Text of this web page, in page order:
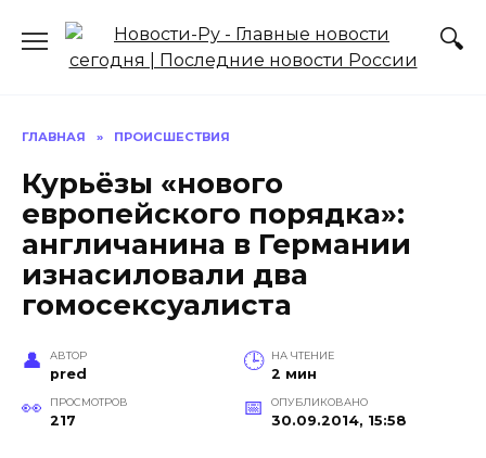
содержанию
ГЛАВНАЯ » ПРОИСШЕСТВИЯ
Курьёзы «нового
европейского порядка»:
англичанина в Германии
изнасиловали два
гомосексуалиста
АВТОР
pred
НА ЧТЕНИЕ
2 мин
ПРОСМОТРОВ
217
ОПУБЛИКОВАНО
30.09.2014, 15:58